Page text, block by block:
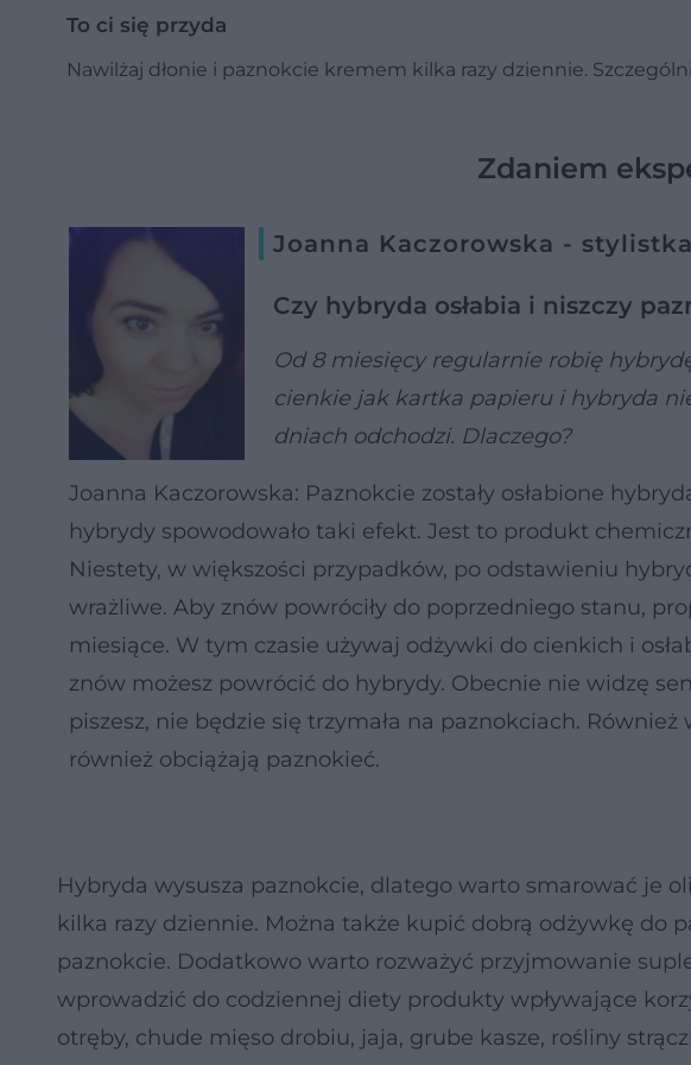
To ci się przyda
Nawilżaj dłonie i paznokcie kremem kilka razy dziennie.
Zdaniem
Joanna Kaczorowska -
Czy hybryda osłabia i niszczy
Od 8 miesięcy regularnie robię
cienkie jak kartka papieru i hybryda
dniach odchodzi. Dlaczego?
Joanna Kaczorowska: Paznokcie zostały osłabione
hybrydy spowodowało taki efekt. Jest to produkt
Niestety, w większości przypadków, po odstawieniu
wrażliwe. Aby znów powróciły do poprzedniego stanu,
miesiące. W tym czasie używaj odżywki do cienkich i
znów możesz powrócić do hybrydy. Obecnie nie widzę
piszesz, nie będzie się trzymała na paznokciach.
również obciążają paznokieć.
Hybryda wysusza paznokcie, dlatego warto smarować je
kilka razy dziennie. Można także kupić dobrą odżywkę do
paznokcie. Dodatkowo warto rozważyć przyjmowanie
wprowadzić do codziennej diety produkty wpływające
otręby, chude mięso drobiu, jaja, grube kasze, rośliny